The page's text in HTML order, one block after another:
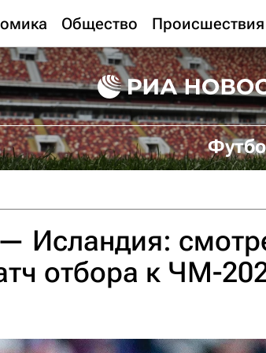
Общество Происшествия
Исландия:
отбора к ЧМ-